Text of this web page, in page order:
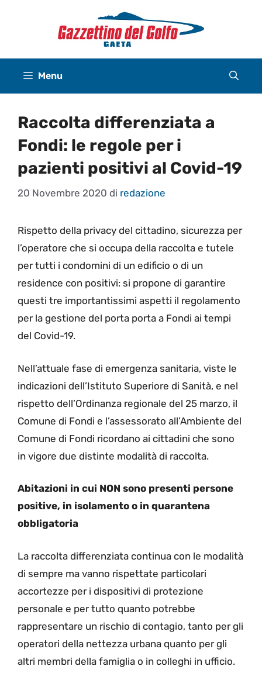
Menu
Raccolta differenziata a
Fondi: le regole per i
pazienti positivi al Covid-19
20 Novembre 2020 di redazione
Rispetto della privacy del cittadino, sicurezza per
l’operatore che si occupa della raccolta e tutele
per tutti i condomini di un edificio o di un
residence con positivi: si propone di garantire
questi tre importantissimi aspetti il regolamento
per la gestione del porta porta a Fondi ai tempi
del Covid-19.
Nell’attuale fase di emergenza sanitaria, viste le
indicazioni dell’Istituto Superiore di Sanità, e nel
rispetto dell’Ordinanza regionale del 25 marzo, il
Comune di Fondi e l’assessorato all’Ambiente del
Comune di Fondi ricordano ai cittadini che sono
in vigore due distinte modalità di raccolta.
Abitazioni in cui NON sono presenti persone
positive, in isolamento o in quarantena
obbligatoria
La raccolta differenziata continua con le modalità
di sempre ma vanno rispettate particolari
accortezze per i dispositivi di protezione
personale e per tutto quanto potrebbe
rappresentare un rischio di contagio, tanto per gli
operatori della nettezza urbana quanto per gli
altri membri della famiglia o in colleghi in ufficio.